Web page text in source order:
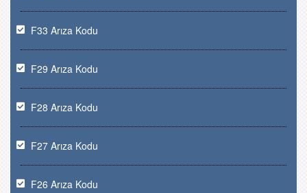
F33 Arıza Kodu
F29 Arıza Kodu
F28 Arıza Kodu
F27 Arıza Kodu
F26 Arıza Kodu